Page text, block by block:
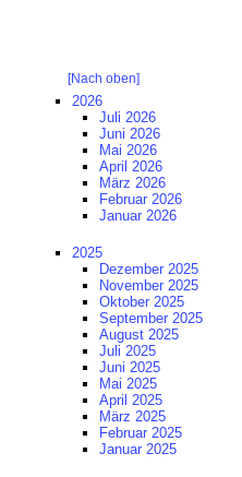
Erfolge
Silvester-Cup
[Nach oben]
2026
Juli 2026
Juni 2026
Mai 2026
April 2026
März 2026
Februar 2026
Januar 2026
2025
Dezember 2025
November 2025
Oktober 2025
September 2025
August 2025
Juli 2025
Juni 2025
Mai 2025
April 2025
März 2025
Februar 2025
Januar 2025